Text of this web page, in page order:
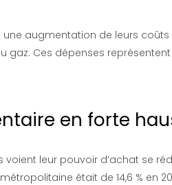
augmentation de leurs
gaz. Ces dépenses
en forte
leur pouvoir d’achat se
était de 14,6 % en